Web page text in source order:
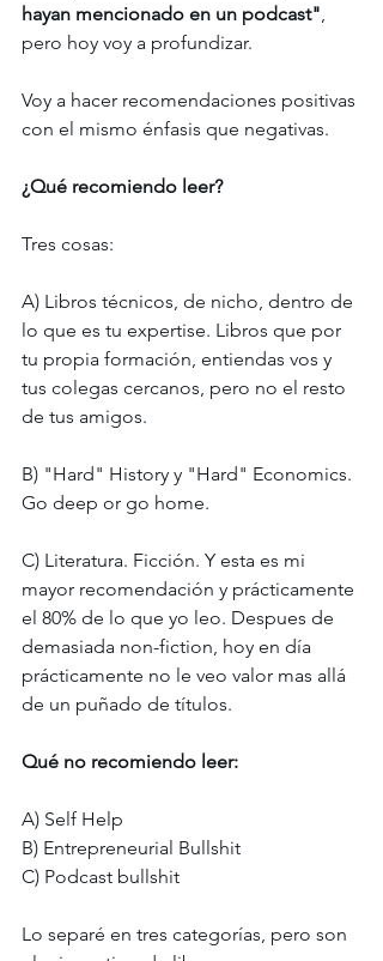
hayan mencionado en un podcast",
pero hoy voy a profundizar.
Voy a hacer recomendaciones positivas
con el mismo énfasis que negativas.
¿Qué recomiendo leer?
Tres cosas:
A) Libros técnicos, de nicho, dentro de
lo que es tu expertise. Libros que por
tu propia formación, entiendas vos y
tus colegas cercanos, pero no el resto
de tus amigos.
B) "Hard" History y "Hard" Economics.
Go deep or go home.
C) Literatura. Ficción. Y esta es mi
mayor recomendación y prácticamente
el 80% de lo que yo leo. Despues de
demasiada non-fiction, hoy en día
prácticamente no le veo valor mas allá
de un puñado de títulos.
Qué no recomiendo leer:
A) Self Help
B) Entrepreneurial Bullshit
C) Podcast bullshit
Lo separé en tres categorías, pero son